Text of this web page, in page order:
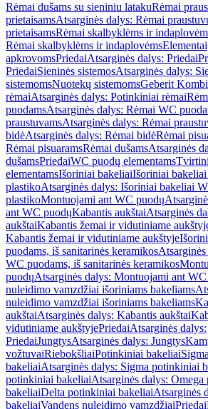
Rėmai dušams su sieniniu latakuRėmai
prietaisamsAtsarginės dalys: Rėmai
prietaisamsRėmai skalbyklėms ir
Rėmai skalbyklėms ir indaplovėmsElementai
apkrovomsPriedaiAtsarginės dalys: Priedai
PriedaiSieninės sistemosAtsarginės dalys:
sistemomsNuotekų sistemomsGeberit
rėmaiAtsarginės dalys: Potinkiniai rėmai
puodamsAtsarginės dalys: Rėmai WC
praustuvamsAtsarginės dalys: Rėmai
bidėAtsarginės dalys: Rėmai bidėRėmai
Rėmai pisuaramsRėmai dušamsAtsarginės
dušamsPriedaiWC puodų elementams
elementamsIšoriniai bakeliaiIšoriniai
plastikoAtsarginės dalys: Išoriniai bakeliai
plastikoMontuojami ant WC puodų
ant WC puodųKabantis aukštaiAtsarginės
aukštaiKabantis žemai ir vidutiniame
Kabantis žemai ir vidutiniame aukštyje
puodams, iš sanitarinės keramikos
WC puodams, iš sanitarinės keramikos
puodųAtsarginės dalys: Montuojami ant
nuleidimo vamzdžiai išoriniams bakeliams
nuleidimo vamzdžiai išoriniams bakeliams
aukštaiAtsarginės dalys: Kabantis aukštai
vidutiniame aukštyjePriedaiAtsarginės dalys:
PriedaiJungtysAtsarginės dalys: Jungtys
vožtuvaiRiebokšliaiPotinkiniai bakeliai
bakeliaiAtsarginės dalys: Sigma potinkiniai
potinkiniai bakeliaiAtsarginės dalys:
bakeliaiDelta potinkiniai bakeliaiAtsarginės
bakeliaiVandens nuleidimo vamzdžiaiPriedai